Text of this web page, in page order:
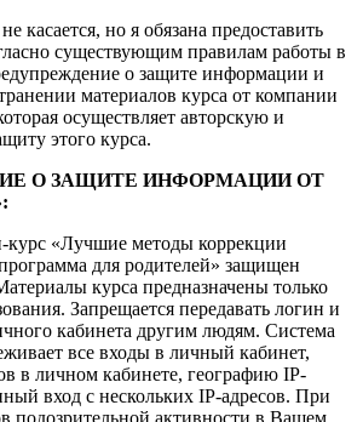
касается, но я обязана предоставить
существующим правилам работы в
о защите информации и
материалов курса от компании
осуществляет авторскую и
этого курса.
О ЗАЩИТЕ ИНФОРМАЦИИ ОТ
«Лучшие методы коррекции
для родителей» защищен
курса предназначены только
Запрещается передавать логин и
кабинета другим людям. Система
все входы в личный кабинет,
в личном кабинете, географию IP-
вход с нескольких IP-адресов. При
подозрительной активности в Вашем